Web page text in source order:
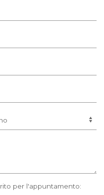
per l'appuntamento: